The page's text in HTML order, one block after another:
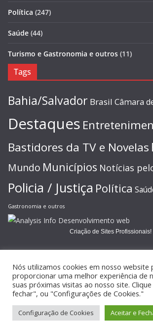
Política (247)
Saúde (44)
Turismo e Gastronomia e outros (11)
Tags
Bahia/Salvador Brasil Câmara
Destaques
Bastidores da TV e Novelas
Mundo Municípios Notícias
Policia / Justiça Política
Gastronomia e outros
Criação de Sites Profissionais!
Copyright © 2026JORNAL GAZETA ONLINE
reservados.
Tema:ColorMagpor ThemeGrill.
Nós utilizamos cookies em nosso website
proporcionar uma melhor experiência de
suas próximas visitas ao nosso site.
fechar", ou "Configurações de Cookies."
Configuração de Cookies Aceitar e